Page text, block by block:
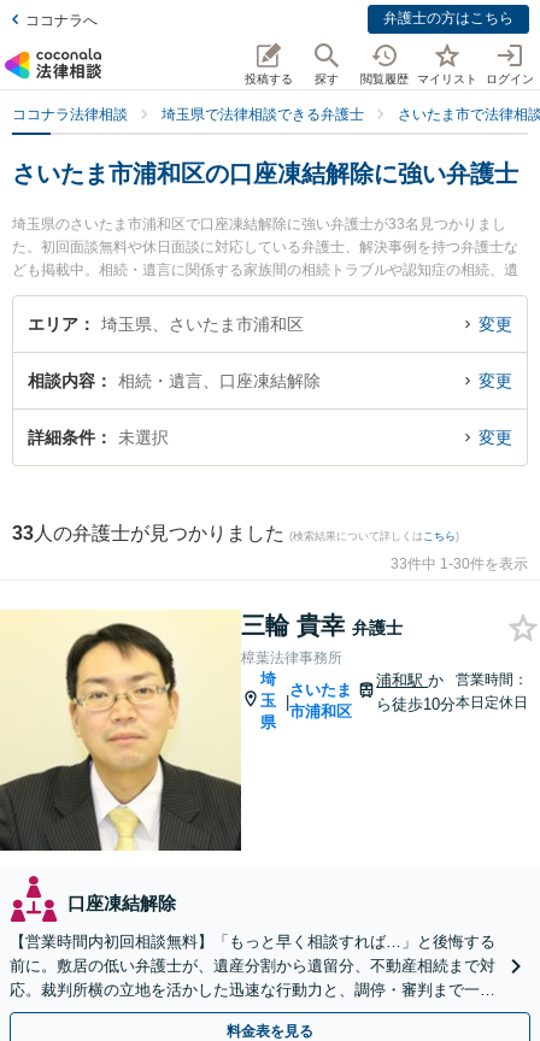
ココナラへ 弁護士の方はこちら
投稿する 探す 閲覧履歴 マイリスト ログイン
ココナラ法律相談 埼玉県で法律相談できる弁護士 さいたま市で法律相
さいたま市浦和区の口座凍結解除に強い弁護士
埼玉県のさいたま市浦和区で口座凍結解除に強い弁護士が33名見つかりまし
た。初回面談無料や休日面談に対応している弁護士、解決事例を持つ弁護士な
ども掲載中。相続・遺言に関係する家族間の相続トラブルや認知症の相続、遺
産分割等の細かな分野での絞り込み検索もでき便利です。特に樟葉法律事務所
の三輪 貴幸弁護士やハレグラス法律事務所の大塚 翔太弁護士、弁護士法人KTG
除のトラブルを今すぐに弁護士に相談したい』『口座凍結解除のトラブル解決
の実績豊富な近くの弁護士を検索したい』『初回相談無料で口座凍結解除を法
律相談できるさいたま市浦和区内の弁護士に相談予約したい』などでお困りの
エリア 埼玉県、さいたま市浦和区 変更
相談内容 相続・遺言、口座凍結解除 変更
詳細条件 未選択 変更
33 人の弁護士が見つかりました (検索結果について詳しくは こちら)
33件中 1-30件を表示
三輪 貴幸 弁護士
樟葉法律事務所
埼
玉
県
|
さいたま
市浦和区
浦和駅か
ら徒歩10分
営業時間：
本日定休日
口座凍結解除
【営業時間内初回相談無料】「もっと早く相談すれば…」と後悔する
前に。敷居の低い弁護士が、遺産分割から遺留分、不動産相続まで対
応。裁判所横の立地を活かした迅速な行動力と、調停・審判まで一貫
対応できるのが強みです。埼玉県内出張も可能です。
料金表を見る